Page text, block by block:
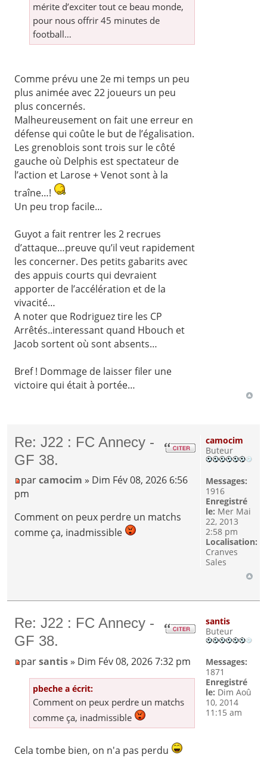
mérite d’exciter tout ce beau monde,
pour nous offrir 45 minutes de
football…
Comme prévu une 2e mi temps un peu
plus animée avec 22 joueurs un peu
plus concernés.
Malheureusement on fait une erreur en
défense qui coûte le but de l’égalisation.
Les grenoblois sont trois sur le côté
gauche où Delphis est spectateur de
l’action et Larose + Venot sont à la
traîne…!
Un peu trop facile…
Guyot a fait rentrer les 2 recrues
d’attaque…preuve qu’il veut rapidement
les concerner. Des petits gabarits avec
des appuis courts qui devraient
apporter de l’accélération et de la
vivacité…
A noter que Rodriguez tire les CP
Arrêtés..interessant quand Hbouch et
Jacob sortent où sont absents…
Bref ! Dommage de laisser filer une
victoire qui était à portée…
Re: J22 : FC Annecy -
GF 38.
parcamocim » Dim Fév 08, 2026 6:56
pm
Comment on peux perdre un matchs
comme ça, inadmissible
camocim
Buteur
Messages:
1916
Enregistré
le: Mer Mai
22, 2013
2:58 pm
Localisation:
Cranves
Sales
Re: J22 : FC Annecy -
GF 38.
parsantis» Dim Fév 08, 2026 7:32 pm
pbeche a écrit:
Comment on peux perdre un matchs
comme ça, inadmissible
Cela tombe bien, on n'a pas perdu
santis
Buteur
Messages:
1871
Enregistré
le: Dim Aoû
10, 2014
11:15 am